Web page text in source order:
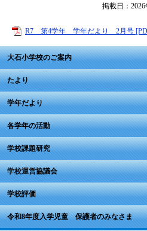
掲載日：
R7 第4学年 学年だより 2月号
大石小学校のご案内
たより
学年だより
各学年の活動
学校課題研究
学校運営協議会
学校評価
令和8年度入学児童 保護者のみなさま